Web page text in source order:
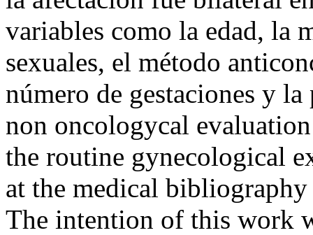
variables como la edad, la
sexuales, el método
número de gestaciones y
non oncologycal
the routine gynecological
at the medical
The intention of this work